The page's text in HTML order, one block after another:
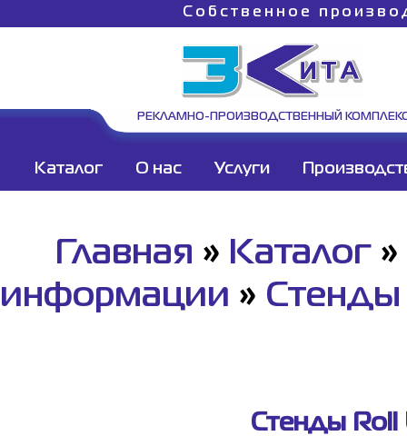
Собственное
РЕКЛАМНО-ПРОИЗВОДСТВЕННЫЙ
Каталог О нас Услуги
Главная » Каталог »
информации » Стенды
Стенды Roll